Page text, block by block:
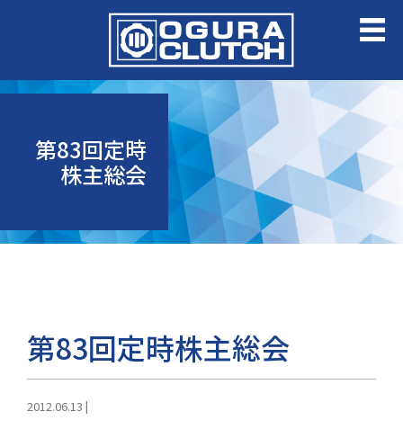
第83回定時
株主総会
第83回定時株主総会
2012.06.13 |